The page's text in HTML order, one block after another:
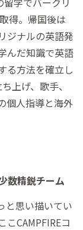
得。帰国後は
ジナルの英語発
んだ知識で英語
る方法を確立し
上げ、歌手、
個人指導と海外
数精鋭チーム
と思い描いてい
CAMPFIREコ